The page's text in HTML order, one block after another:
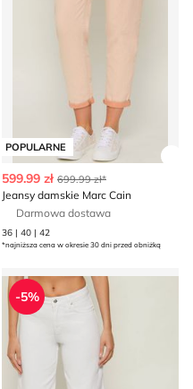
szczegóły produktu
POPULARNE
599.99 zł 699.99 zł*
Jeansy damskie Marc Cain
Darmowa dostawa
36 | 40 | 42
*najniższa cena w okresie 30 dni przed obniżką
Jeans
Joop! Jeans - Jeansy
-5%